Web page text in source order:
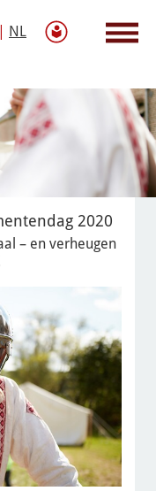
NL
2020
– en verheugen